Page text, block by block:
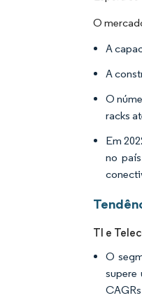
O
A
A
O
racks
Em
no
TI e
O
supere